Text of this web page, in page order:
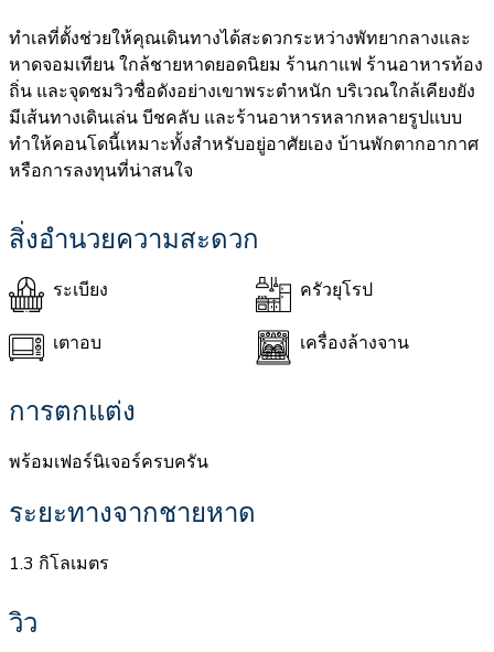
ทำเลที่ตั้งช่วยให้คุณเดินทางได้สะดวกระหว่างพัทยากลางและ
หาดจอมเทียน ใกล้ชายหาดยอดนิยม ร้านกาแฟ ร้านอาหารท้อง
ถิ่น และจุดชมวิวชื่อดังอย่างเขาพระตำหนัก บริเวณใกล้เคียงยัง
มีเส้นทางเดินเล่น บีชคลับ และร้านอาหารหลากหลายรูปแบบ
ทำให้คอนโดนี้เหมาะทั้งสำหรับอยู่อาศัยเอง บ้านพักตากอากาศ
หรือการลงทุนที่น่าสนใจ
สิ่งอำนวยความสะดวก
ระเบียง ครัวยุโรป
เตาอบ เครื่องล้างจาน
การตกแต่ง
พร้อมเฟอร์นิเจอร์ครบครัน
ระยะทางจากชายหาด
1.3 กิโลเมตร
วิว